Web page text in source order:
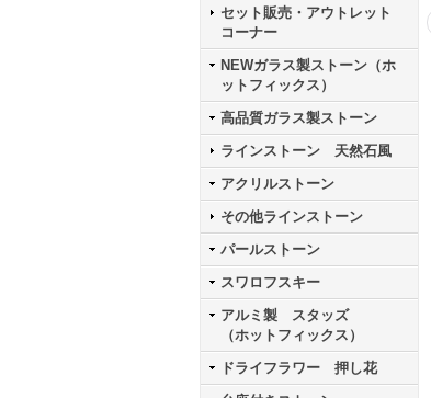
セット販売・アウトレット
コーナー
NEWガラス製ストーン（ホ
ットフィックス）
高品質ガラス製ストーン
ラインストーン 天然石風
アクリルストーン
その他ラインストーン
パールストーン
スワロフスキー
アルミ製 スタッズ
（ホットフィックス）
ドライフラワー 押し花
ノンワイプ クリアジェルホイル用 10ml
通常販売価格698